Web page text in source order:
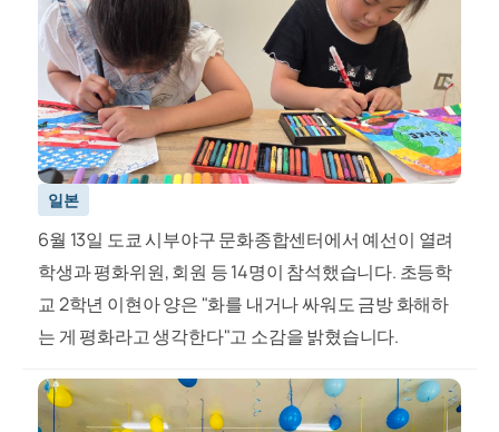
일본
6월 13일 도쿄 시부야구 문화종합센터에서 예선이 열려
학생과 평화위원, 회원 등 14명이 참석했습니다. 초등학
교 2학년 이현아 양은 "화를 내거나 싸워도 금방 화해하
는 게 평화라고 생각한다"고 소감을 밝혔습니다.